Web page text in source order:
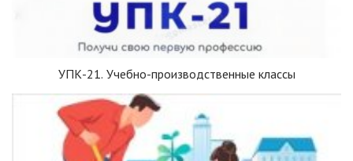
УПК-21. Учебно-производственные классы